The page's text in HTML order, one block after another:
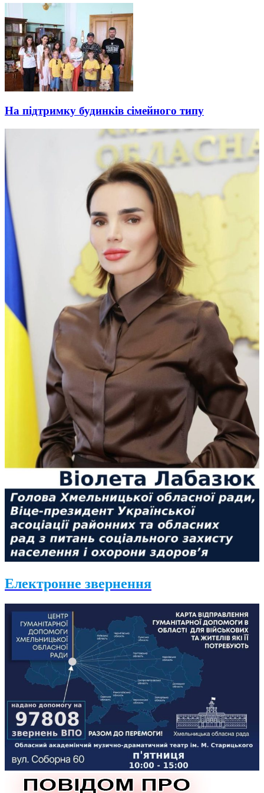
На підтримку будинків сімейного типу
Електронне звернення